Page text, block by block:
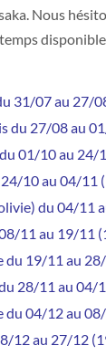
Nous
31/07 au 27/
du 27/08 au
01/10 au 24/
10 au 04/11
du 04/11
11 au 19/11
du 19/11 au
28/11 au 04/
du 04/12 au
12 au 27/12